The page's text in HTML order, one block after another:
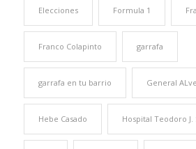
Elecciones Formula 1
Franco Colapinto garrafa
garrafa en tu barrio General
Hebe Casado Hospital Teodoro J.